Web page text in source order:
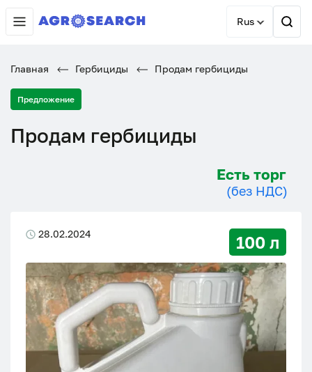
Rus
Главная Гербициды Продам гербициды
Предложение
Продам гербициды
Есть торг
(без НДС)
28.02.2024 100 л